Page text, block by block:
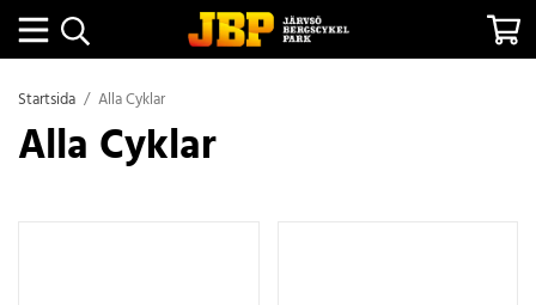
Startsida / Alla Cyklar
Alla Cyklar